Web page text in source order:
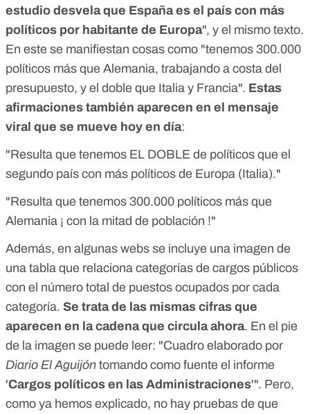
estudio desvela que España es el país con más
políticos por habitante de Europa", y el mismo texto.
En este se manifiestan cosas como "tenemos 300.000
políticos más que Alemania, trabajando a costa del
presupuesto, y el doble que Italia y Francia". Estas
afirmaciones también aparecen en el mensaje
viral que se mueve hoy en día:
"Resulta que tenemos EL DOBLE de políticos que el
segundo país con más políticos de Europa (Italia)."
"Resulta que tenemos 300.000 políticos más que
Alemania ¡ con la mitad de población !"
Además, en algunas webs se incluye una imagen de
una tabla que relaciona categorías de cargos públicos
con el número total de puestos ocupados por cada
categoría. Se trata de las mismas cifras que
aparecen en la cadena que circula ahora. En el pie
de la imagen se puede leer: "Cuadro elaborado por
Diario El Aguijón tomando como fuente el informe
'Cargos políticos en las Administraciones'". Pero,
como ya hemos explicado, no hay pruebas de que